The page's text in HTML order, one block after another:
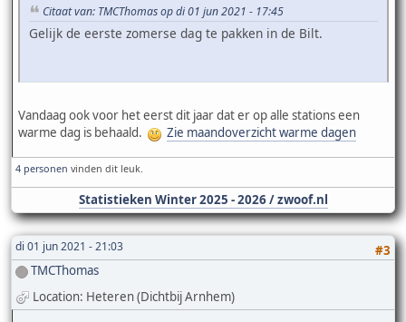
Citaat van: TMCThomas op di 01 jun 2021 - 17:45
Gelijk de eerste zomerse dag te pakken in de Bilt.
Vandaag ook voor het eerst dit jaar dat er op alle stations een
warme dag is behaald.
Zie maandoverzicht warme dagen
4 personen vinden dit leuk.
Statistieken Winter 2025 - 2026 / zwoof.nl
di 01 jun 2021 - 21:03
#3
TMCThomas
Location: Heteren (Dichtbij Arnhem)